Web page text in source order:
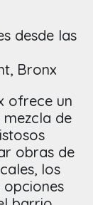
desde las
Bronx
ofrece un
de
obras de
los
opciones